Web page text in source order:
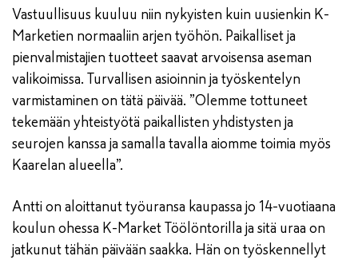
Vastuullisuus kuuluu niin nykyisten kuin uusienkin K-
Marketien normaaliin arjen työhön. Paikalliset ja
pienvalmistajien tuotteet saavat arvoisensa aseman
valikoimissa. Turvallisen asioinnin ja työskentelyn
varmistaminen on tätä päivää. ”Olemme tottuneet
tekemään yhteistyötä paikallisten yhdistysten ja
seurojen kanssa ja samalla tavalla aiomme toimia myös
Kaarelan alueella”.
Antti on aloittanut työuransa kaupassa jo 14-vuotiaana
koulun ohessa K-Market Töölöntorilla ja sitä uraa on
jatkunut tähän päivään saakka. Hän on työskennellyt